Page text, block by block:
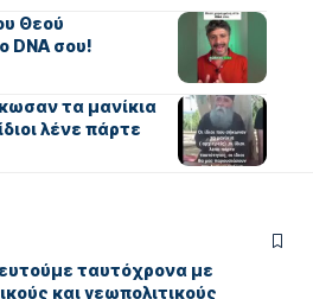
Θεού
DNA σου!
τα μανίκια
λένε πάρτε
ταυτόχρονα με
και γεωπολιτικούς